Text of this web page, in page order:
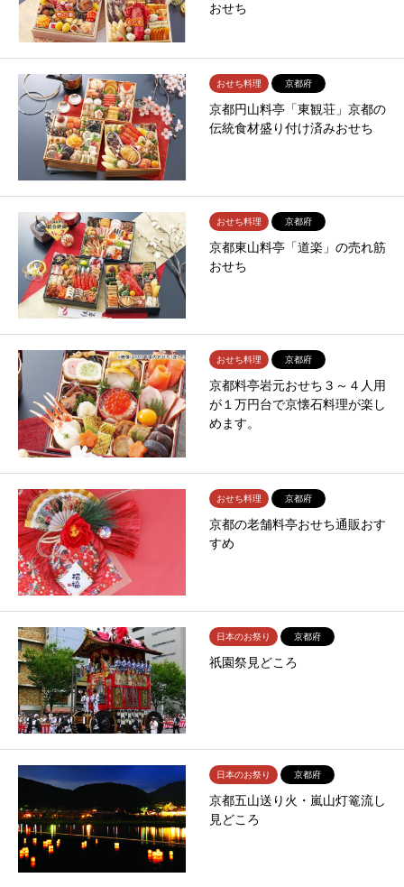
おせち
おせち料理 京都府
京都円山料亭「東観荘」京都の
伝統食材盛り付け済みおせち
おせち料理 京都府
京都東山料亭「道楽」の売れ筋
おせち
おせち料理 京都府
京都料亭岩元おせち３～４人用
が１万円台で京懐石料理が楽し
めます。
おせち料理 京都府
京都の老舗料亭おせち通販おす
すめ
日本のお祭り 京都府
祇園祭見どころ
日本のお祭り 京都府
京都五山送り火・嵐山灯篭流し
見どころ